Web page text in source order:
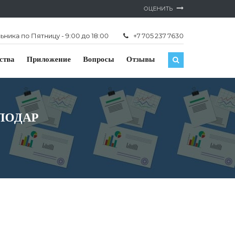
ОЦЕНИТЬ
по Пятницу - 9:00 до 18:00 +7 705 237 7630
Приложение Вопросы Отзывы